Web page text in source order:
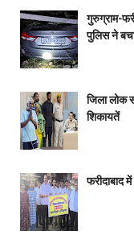
गुरुग्राम-
पुलिस ने
जिला लोक
शिकायतें
फरीदाबाद